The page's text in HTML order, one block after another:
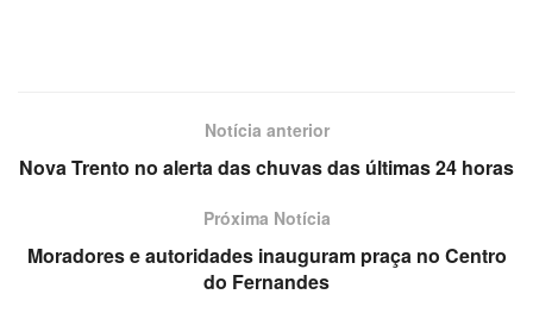
Notícia anterior
Nova Trento no alerta das chuvas das últimas 24 horas
Próxima Notícia
Moradores e autoridades inauguram praça no Centro
do Fernandes